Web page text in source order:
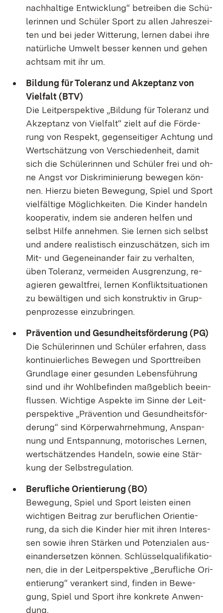
nach­hal­ti­ge Ent­wick­lung“ be­trei­ben die Schü­
le­rin­nen und Schü­ler Sport zu al­len Jah­res­zei­
ten und bei je­der Wit­te­rung, ler­nen da­bei ih­re
na­tür­li­che Um­welt bes­ser ken­nen und ge­hen
acht­sam mit ihr um.
Bil­dung für To­le­ranz und Ak­zep­tanz von
Viel­falt (BTV)
Die Leit­per­spek­ti­ve „Bil­dung für To­le­ranz und
Ak­zep­tanz von Viel­falt“ zielt auf die För­de­
rung von Re­spekt, ge­gen­sei­ti­ger Ach­tung und
Wert­schät­zung von Ver­schie­den­heit, da­mit
sich die Schü­le­rin­nen und Schü­ler frei und oh­
ne Angst vor Dis­kri­mi­nie­rung be­we­gen kön­
nen. Hier­zu bie­ten Be­we­gung, Spiel und Sport
viel­fäl­ti­ge Mög­lich­kei­ten. Die Kin­der han­deln
ko­ope­ra­tiv, in­dem sie an­de­ren hel­fen und
selbst Hil­fe an­neh­men. Sie ler­nen sich selbst
und an­de­re rea­lis­tisch ein­zu­schät­zen, sich im
Mit- und Ge­gen­ein­an­der fair zu ver­hal­ten,
üben To­le­ranz, ver­mei­den Aus­gren­zung, re­
agie­ren ge­walt­frei, ler­nen Kon­flikt­si­tua­tio­nen
zu be­wäl­ti­gen und sich kon­struk­tiv in Grup­
pen­pro­zes­se ein­zu­brin­gen.
Prä­ven­ti­on und Ge­sund­heits­för­de­rung (PG)
Die Schü­le­rin­nen und Schü­ler er­fah­ren, dass
kon­ti­nu­ier­li­ches Be­we­gen und Sport­trei­ben
Grund­la­ge ei­ner ge­sun­den Le­bens­füh­rung
sind und ihr Wohl­be­fin­den maß­geb­lich be­ein­
flus­sen. Wich­ti­ge As­pek­te im Sin­ne der Leit­
per­spek­ti­ve „Prä­ven­ti­on und Ge­sund­heits­för­
de­rung“ sind Kör­per­wahr­neh­mung, An­span­
nung und Ent­span­nung, mo­to­ri­sches Ler­nen,
wert­schät­zen­des Han­deln, so­wie ei­ne Stär­
kung der Selbst­re­gu­la­ti­on.
Be­ruf­li­che Ori­en­tie­rung (BO)
Be­we­gung, Spiel und Sport leis­ten ei­nen
wich­ti­gen Bei­trag zur be­ruf­li­chen Ori­en­tie­
rung, da sich die Kin­der hier mit ih­ren In­ter­es­
sen so­wie ih­ren Stär­ken und Po­ten­zia­len aus­
ein­an­der­set­zen kön­nen. Schlüs­sel­qua­li­fi­ka­tio­
nen, die in der Leit­per­spek­ti­ve „Be­ruf­li­che Ori­
en­tie­rung“ ver­an­kert sind, fin­den in Be­we­
gung, Spiel und Sport ih­re kon­kre­te An­wen­
dung.